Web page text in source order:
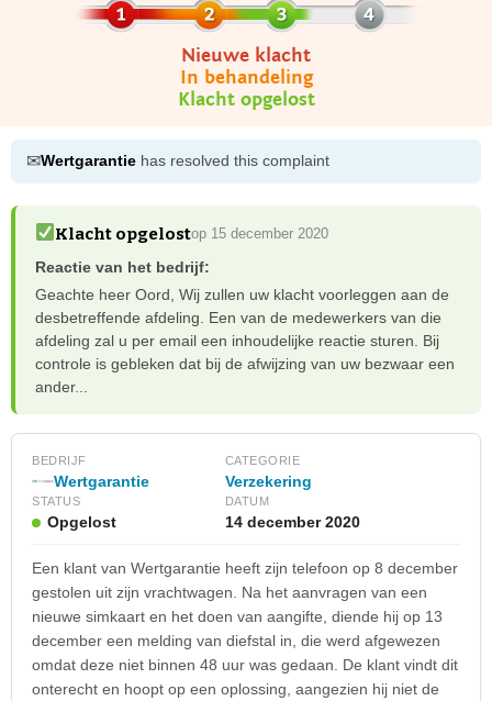
Nieuwe klacht
In behandeling
Klacht opgelost
✉Wertgarantie has resolved this complaint
Klacht opgelostop 15 december 2020
Reactie van het bedrijf:
Geachte heer Oord, Wij zullen uw klacht voorleggen aan de
desbetreffende afdeling. Een van de medewerkers van die
afdeling zal u per email een inhoudelijke reactie sturen. Bij
controle is gebleken dat bij de afwijzing van uw bezwaar een
ander...
BEDRIJF
Wertgarantie
CATEGORIE
Verzekering
STATUS
Opgelost
DATUM
14 december 2020
Een klant van Wertgarantie heeft zijn telefoon op 8 december
gestolen uit zijn vrachtwagen. Na het aanvragen van een
nieuwe simkaart en het doen van aangifte, diende hij op 13
december een melding van diefstal in, die werd afgewezen
omdat deze niet binnen 48 uur was gedaan. De klant vindt dit
onterecht en hoopt op een oplossing, aangezien hij niet de